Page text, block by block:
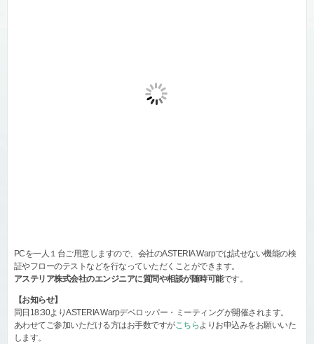
PCを一人１台ご用意しますので、会社のASTERIA Warpでは試せない機能の検
証やフローのテストなどを行なっていただくことができます。
アステリア株式会社のエンジニアに質問や相談が随時可能です。
【お知らせ】
同日18:30よりASTERIA Warpデベロッパー・ミーティングが開催されます。
あわせてご参加いただける方はお手数ですがこちらよりお申込みをお願いいた
します。